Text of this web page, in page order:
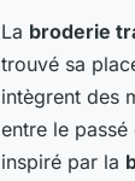
La broderie
trouvé sa
intègrent des
entre le
inspiré par la